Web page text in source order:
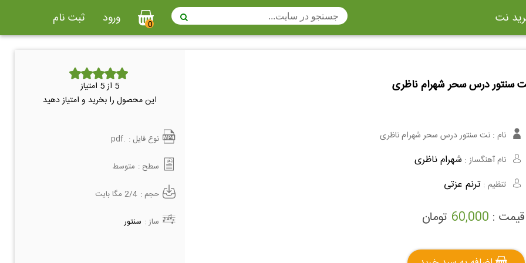
نت
سه تار
گلوکن اشپیل ویبرافون
نی هفت بند وکال
ویولا
ثبت نام ورود 0
سنتور درس سحر شهرام ناظری
نام : نت سنتور درس سحر شهرام ناظری
نام آهنگساز : شهرام ناظری
تنظیم : ترنم عزتی
قیمت : 60,000 تومان
5 از 5 امتیاز
این محصول را بخرید و امتیاز دهید
نوع فایل : .pdf
سطح : متوسط
حجم : 2/4 مگا بایت
ساز : سنتور